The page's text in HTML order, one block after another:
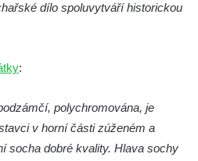
nádvoří kláštera
kláštera
dílo spoluvytváří historickou
:
polychromována, je
v horní části zúženém a
socha dobré kvality. Hlava sochy